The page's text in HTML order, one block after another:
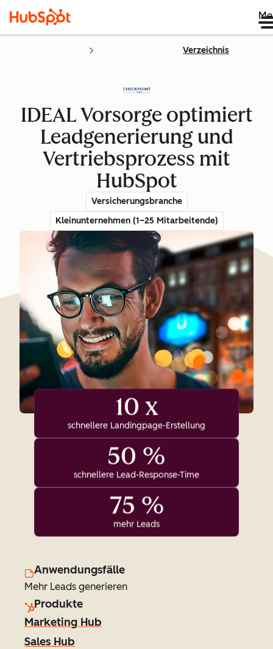
Verzeichnis
IDEAL Vorsorge optimiert
Leadgenerierung und
Vertriebsprozess mit
HubSpot
Versicherungsbranche
Kleinunternehmen (1–25 Mitarbeitende)
10 x
schnellere Landingpage-Erstellung
50 %
schnellere Lead-Response-Time
75 %
mehr Leads
Anwendungsfälle
Mehr Leads generieren
Produkte
Marketing Hub
Sales Hub